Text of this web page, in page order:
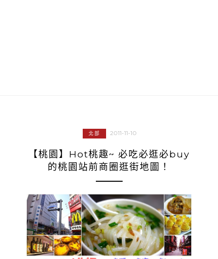
北部 2011-11-10
【桃園】Hot桃趣~ 必吃必逛必buy
的桃園站前商圈逛街地圖！